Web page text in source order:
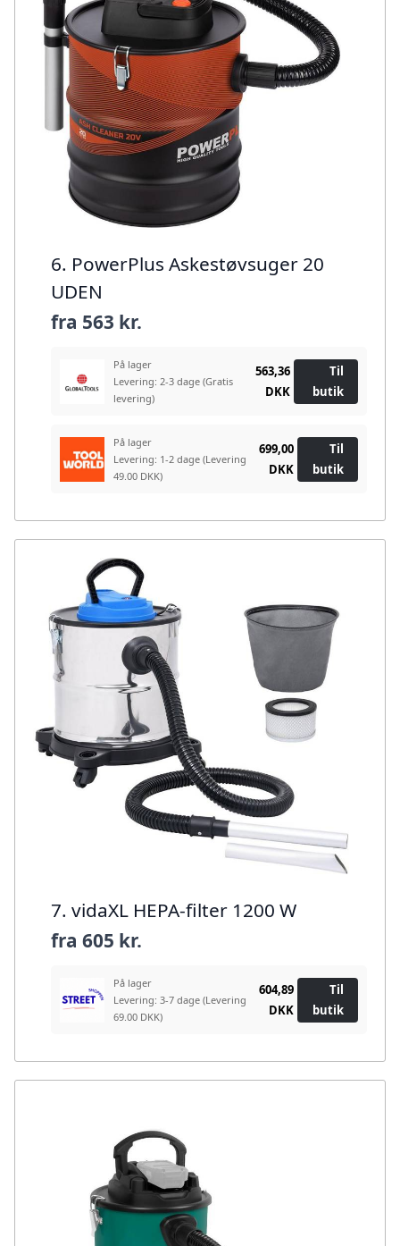
6. PowerPlus Askestøvsuger 20
UDEN
fra 563 kr.
På lager
Levering: 2-3 dage (Gratis
levering)
563,36
DKK
Til
butik
På lager
Levering: 1-2 dage (Levering
49.00 DKK)
699,00
DKK
Til
butik
7. vidaXL HEPA-filter 1200 W
fra 605 kr.
På lager
Levering: 3-7 dage (Levering
69.00 DKK)
604,89
DKK
Til
butik